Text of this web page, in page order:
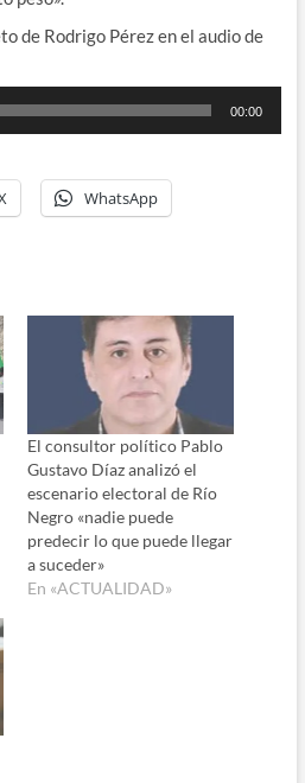
de Rodrigo Pérez en el audio de
00:00
WhatsApp
El consultor político Pablo
Gustavo Díaz analizó el
escenario electoral de Río
Negro «nadie puede
predecir lo que puede llegar
a suceder»
En «ACTUALIDAD»